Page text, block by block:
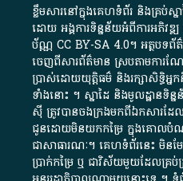
ខ្លឹមសារ​នៅ​ក្នុង​គេហទំព័រ និង​គ្រប់​
ដោយ​ អង្គការ​ទិន្នន័យ​អំពី​ការអភិវឌ្
ប័ណ្ណ​CC BY-SA 4.0។​ អត្ថបទ​ព័
ចេញពី​សារព័ត៌មាន ស្របតាមការ​ណ
ប្រាស់​ដោយ​យុត្តិធម៌​ និង​រក្សាសិទ្ធិអ្ន
ទាំង​នោះ​ ។​ ស្នាដៃ​ និង​មូលដ្ឋាន​ទិ
ស៊ី​ ត្រូវ​បាន​ចងក្រង​មក​ពី​ឯកសារ​ដែ
ជូន​ដោយ​មិន​យក​កម្រៃ​ ក្នុង​គោលបំណ
ជា​សាធារណៈ​។​ គេហទំព័រ​នេះ​ មិនមែន​
ប្រាក់​កម្រៃ​ ឬ​ ជា​វិស័យ​មួយ​ដែល​គ្រប់គ្